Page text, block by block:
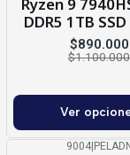
Ryzen 9
DDR5 1TB
$890.000
$1.100.000
Ver
9004|